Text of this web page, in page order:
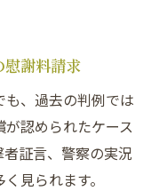
慰謝料請求
、過去の判例では
認められたケース
証言、警察の実況
見られます。